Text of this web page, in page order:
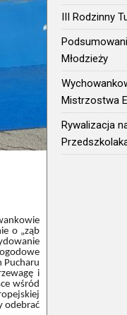
o „ząb
Pucharu
i
wśród
odebrać
III Rodzinny
Młodzieży
Mistrzostwa
Rywalizacja